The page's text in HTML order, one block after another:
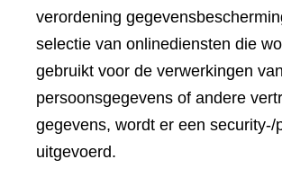
verordening
selectie van onlinediensten die
gebruikt voor de verwerkingen van
persoonsgegevens of andere
gegevens, wordt er een security-/
uitgevoerd.